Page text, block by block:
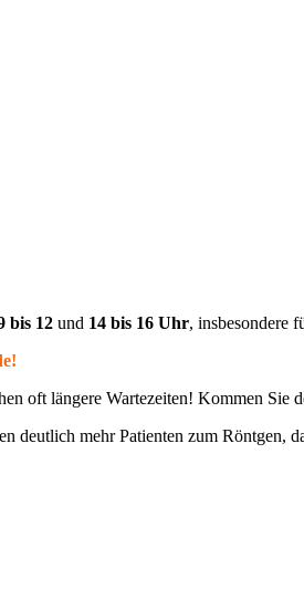
bis 12 und 14 bis 16 Uhr, insbesondere
oft längere Wartezeiten! Kommen Sie
deutlich mehr Patienten zum Röntgen,